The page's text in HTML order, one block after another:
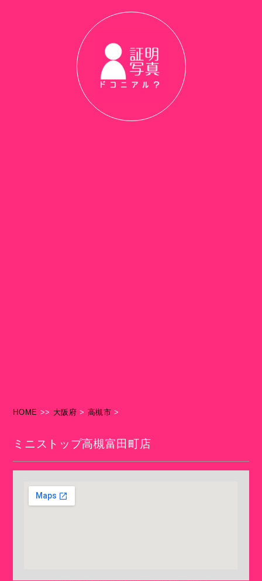
HOME >> 大阪府 > 高槻市 >
ミニストップ高槻富田町店